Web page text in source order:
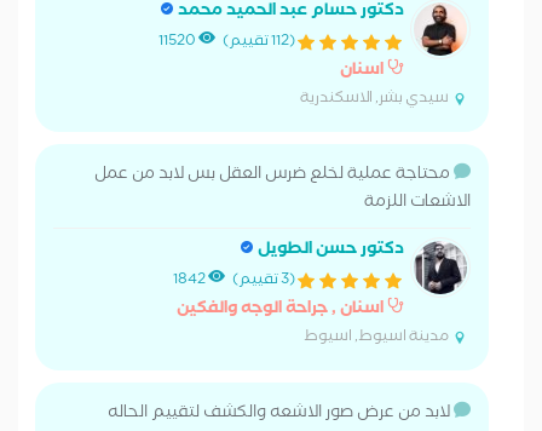
دكتور حسام عبد الحميد محمد
(112 تقييم) 11520
اسنان
سيدي بشر, الاسكندرية
محتاجة عملية لخلع ضرس العقل بس لابد من عمل
الاشعات اللزمة
دكتور حسن الطويل
(3 تقييم) 1842
اسنان , جراحة الوجه والفكين
مدينة اسيوط, اسيوط
لابد من عرض صور الاشعه والكشف لتقييم الحاله